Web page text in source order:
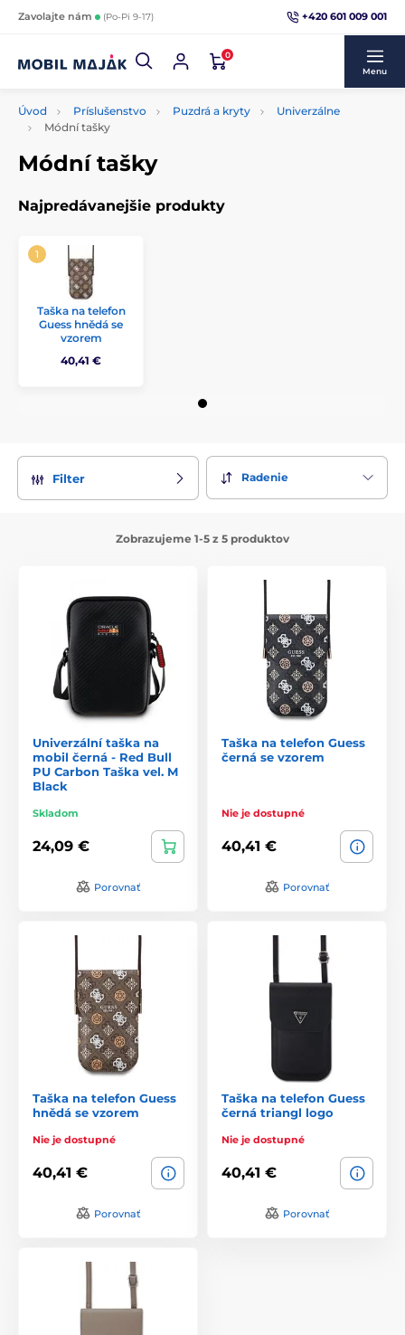
Zavolajte nám (Po-Pi 9-17) +420 601 009 001
0
Menu
Úvod Príslušenstvo Puzdrá a kryty
Univerzálne
Módní tašky
Módní tašky
Najpredávanejšie produkty
Taška na telefon
Guess hnědá se
vzorem
40,41 €
Filter Radenie
Zobrazujeme 1-5 z 5 produktov
Univerzální taška na
mobil černá - Red Bull
PU Carbon Taška vel. M
Black
Skladom
24,09 €
Porovnať
Taška na telefon Guess
černá se vzorem
Nie je dostupné
40,41 €
Porovnať
Taška na telefon Guess
hnědá se vzorem
Nie je dostupné
40,41 €
Porovnať
Taška na telefon Guess
černá triangl logo
Nie je dostupné
40,41 €
Porovnať